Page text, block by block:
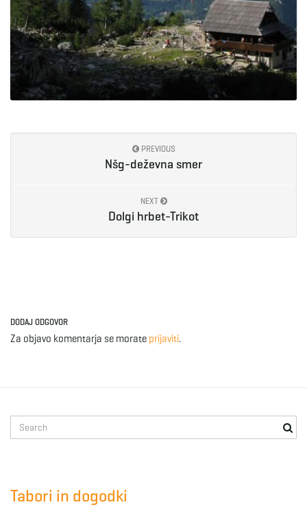
PREVIOUS
Nšg-deževna smer
NEXT
Dolgi hrbet-Trikot
DODAJ ODGOVOR
Za objavo komentarja se morate prijaviti.
e
Tabori in dogodki